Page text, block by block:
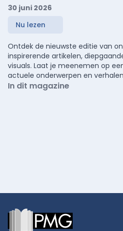
30 juni 2026
Nu lezen
Ontdek de nieuwste editie van
inspirerende artikelen,
visuals. Laat je meenemen op
actuele onderwerpen en
In dit magazine
Footer